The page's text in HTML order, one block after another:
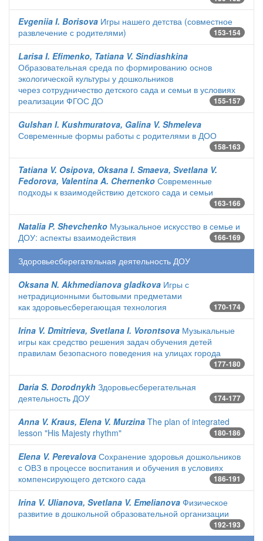
Evgeniia I. Borisova Игры нашего детства (совместное
развлечение с родителями)
153-154
Larisa I. Efimenko, Tatiana V. Sindiashkina
Образовательная среда по формированию основ
экологической культуры у дошкольников
через сотрудничество детского сада и семьи в условиях
реализации ФГОС ДО
155-157
Gulshan I. Kushmuratova, Galina V. Shmeleva
Современные формы работы с родителями в ДОО
158-163
Tatiana V. Osipova, Oksana I. Smaeva, Svetlana V.
Fedorova, Valentina A. Chernenko Современные
подходы к взаимодействию детского сада и семьи
163-166
Natalia P. Shevchenko Музыкальное искусство в семье и
ДОУ: аспекты взаимодействия
166-169
Здоровьесберегательная деятельность ДОУ
Oksana N. Akhmedianova gladkova Игры с
нетрадиционными бытовыми предметами
как здоровьесберегающая технология
170-174
Irina V. Dmitrieva, Svetlana I. Vorontsova Музыкальные
игры как средство решения задач обучения детей
правилам безопасного поведения на улицах города
177-180
Daria S. Dorodnykh Здоровьесберегательная
деятельность ДОУ
174-177
Anna V. Kraus, Elena V. Murzina The plan of integrated
lesson "His Majesty rhythm"
180-186
Elena V. Perevalova Сохранение здоровья дошкольников
с ОВЗ в процессе воспитания и обучения в условиях
компенсирующего детского сада
186-191
Irina V. Ulianova, Svetlana V. Emelianova Физическое
развитие в дошкольной образовательной организации
192-193